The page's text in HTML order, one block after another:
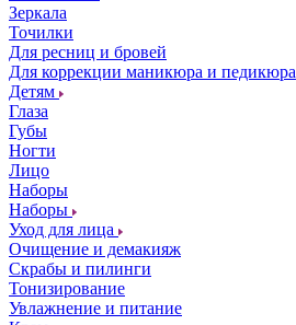
Зеркала
Точилки
Для ресниц и бровей
Для коррекции маникюра и педикюра
Детям
Глаза
Губы
Ногти
Лицо
Наборы
Наборы
Уход для лица
Очищение и демакияж
Скрабы и пилинги
Тонизирование
Увлажнение и питание